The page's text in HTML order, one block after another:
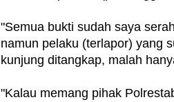
"Semua bukti sudah saya
namun pelaku (terlapor) yang
kunjung ditangkap, malah
"Kalau memang pihak